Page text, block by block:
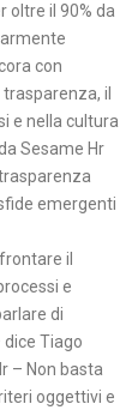
oltre il 90% da
con
il
e nella cultura
Sesame Hr
emergenti
il
e
di
Tiago
– Non basta
oggettivi e